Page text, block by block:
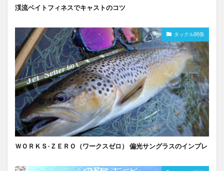
渓流ベイトフィネスでキャストのコツ
タックル関係
ＷＯＲＫＳ-ＺＥＲＯ（ワークスゼロ） 偏光サングラスのインプレ